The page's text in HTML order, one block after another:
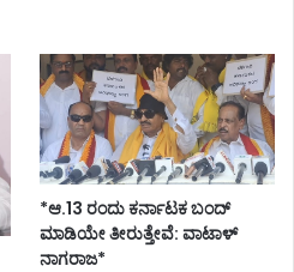
*ಆ.13 ರಂದು ಕರ್ನಾಟಕ ಬಂದ್
ಮಾಡಿಯೇ ತೀರುತ್ತೇವೆ: ವಾಟಾಳ್
ನಾಗರಾಜ*